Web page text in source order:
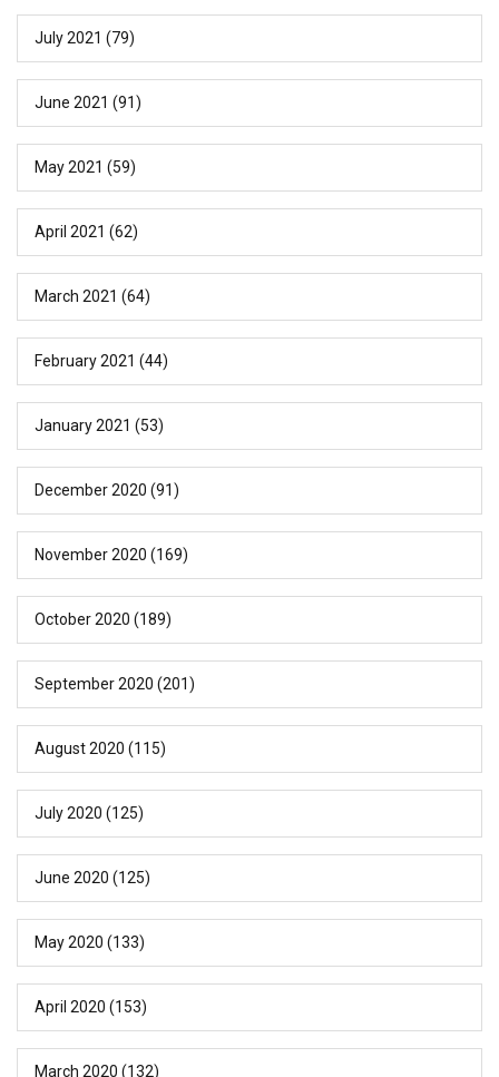
July 2021 (79)
June 2021 (91)
May 2021 (59)
April 2021 (62)
March 2021 (64)
February 2021 (44)
January 2021 (53)
December 2020 (91)
November 2020 (169)
October 2020 (189)
September 2020 (201)
August 2020 (115)
July 2020 (125)
June 2020 (125)
May 2020 (133)
April 2020 (153)
March 2020 (132)